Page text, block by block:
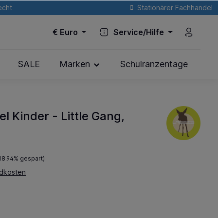
Stationärer Fachhandel
€ Euro Service/Hilfe
SALE Marken Schulranzentage
Kinder - Little Gang,
gespart)